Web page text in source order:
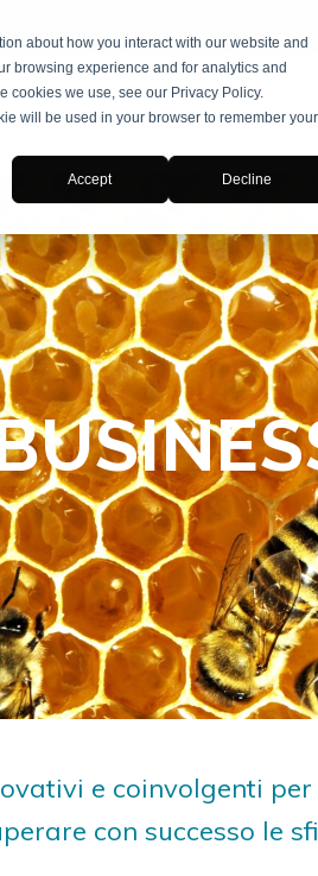
about how you interact with our website and
browsing experience and for analytics and
cookies we use, see our Privacy Policy.
will be used in your browser to remember your
Accept Decline
INTERPRETARIATO
e coinvolgenti
con successo le